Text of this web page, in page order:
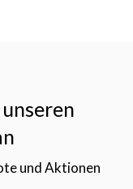
und Aktionen